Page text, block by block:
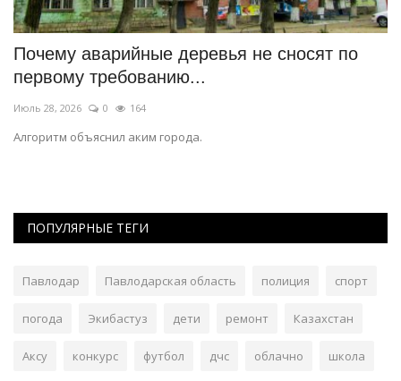
Почему аварийные деревья не сносят по
первому требованию...
Июль 28, 2026 0 164
Алгоритм объяснил аким города.
ПОПУЛЯРНЫЕ ТЕГИ
Павлодар Павлодарская область полиция спорт
погода Экибастуз дети ремонт Казахстан
Аксу конкурс футбол дчс облачно школа